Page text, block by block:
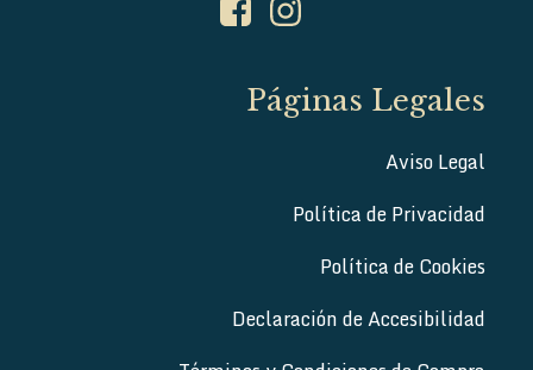
Páginas Legales
Aviso Legal
Política de Privacidad
Política de Cookies
Declaración de Accesibilidad